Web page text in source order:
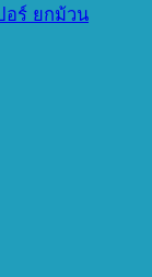
อร์ ยกม้วน